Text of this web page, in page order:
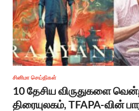
சினிமா செய்திகள்
10 தேசிய விருதுகளை
திரையுலகம், TFAPA-வின்